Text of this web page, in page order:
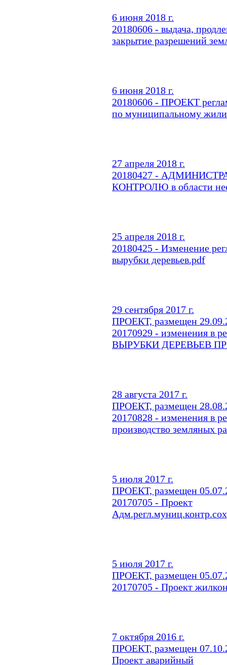
6 июня 2018 г.
20180606 - выдача,
закрытие разрешений
6 июня 2018 г.
20180606 - ПРОЕКТ
по муниципальному
27 апреля 2018 г.
20180427 -
КОНТРОЛЮ в области
25 апреля 2018 г.
20180425 - Изменение
вырубки деревьев.pdf
29 сентября 2017 г.
ПРОЕКТ, размещен
20170929 - изменения
ВЫРУБКИ ДЕРЕВЬЕВ
28 августа 2017 г.
ПРОЕКТ, размещен
20170828 - изменения в
производство земляных
5 июля 2017 г.
ПРОЕКТ, размещен
20170705 - Проект
5 июля 2017 г.
ПРОЕКТ, размещен
20170705 - Проект
7 октября 2016 г.
ПРОЕКТ, размещен
Проект аварийный